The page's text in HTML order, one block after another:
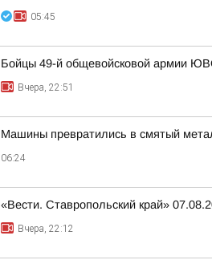
05:45
Бойцы 49-й общевойсковой армии
Вчера, 22:51
Машины превратились в смятый
06:24
«Вести. Ставропольский край»
Вчера, 22:12